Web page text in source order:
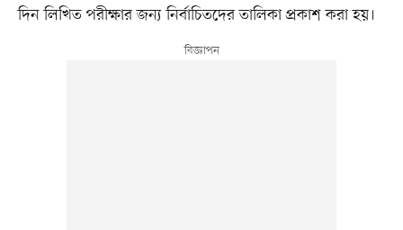
দিন লিখিত পরীক্ষার জন্য নির্বাচিতদের তালিকা প্রকাশ করা হয়।